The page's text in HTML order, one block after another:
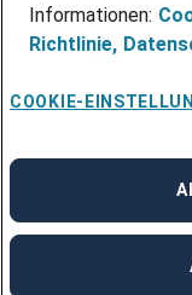
@Adecco 2026
IMPRESSUM
DATENSCHUTZ
COOKIE-RICHTLINIEN
BESCHWERDESTELLE
linkedinFacebook
Instagram
Informationen:
Richtlinie,
COOKIE-